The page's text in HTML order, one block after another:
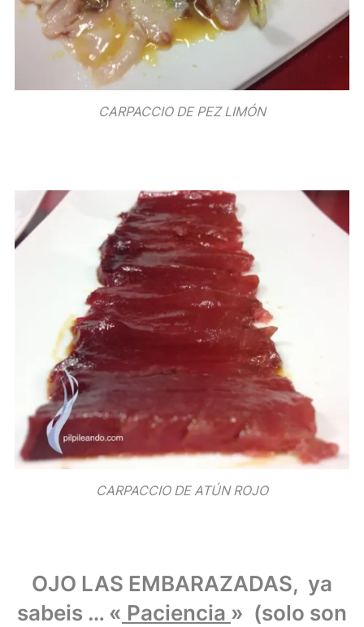
CARPACCIO DE PEZ LIMÓN
CARPACCIO DE ATÚN ROJO
OJO LAS EMBARAZADAS, ya
sabeis … « Paciencia » (solo son